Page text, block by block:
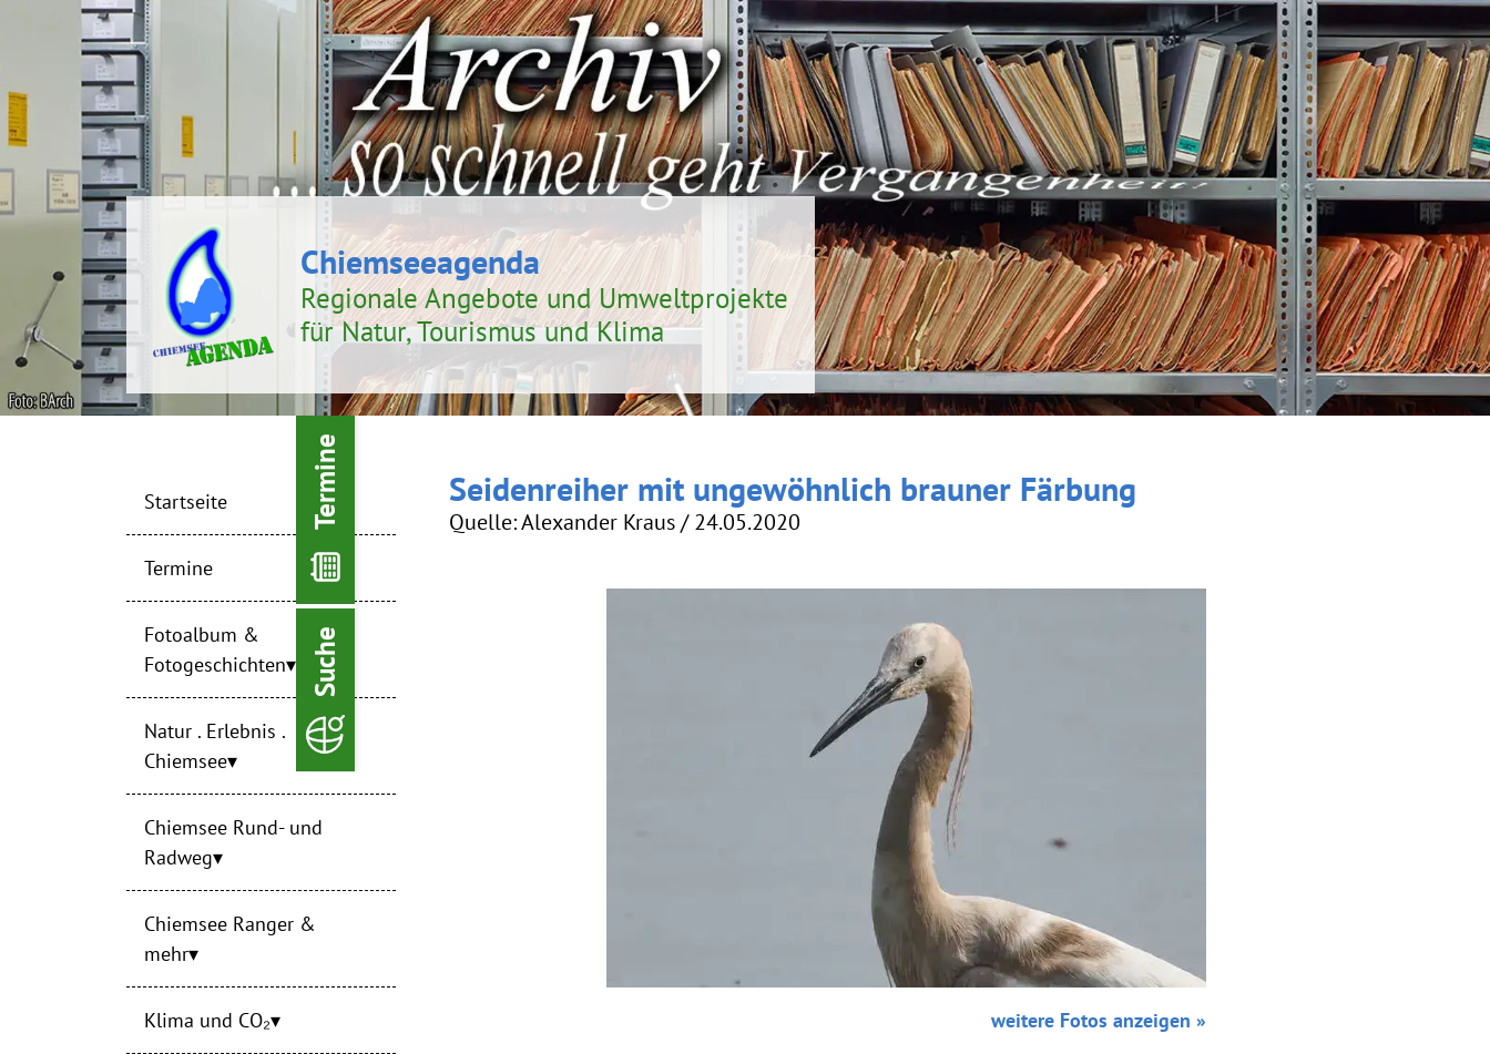
Chiemseeagenda
Regionale Angebote und Umweltprojekte
für Natur, Tourismus und Klima
Suche
Termine
Startseite
Termine
Fotoalbum &
Fotogeschichten
Natur . Erlebnis .
Chiemsee
Chiemsee Rund- und
Radweg
Chiemsee Ranger &
mehr
Klima und CO₂
Seidenreiher mit ungewöhnlich brauner Färbung
Quelle: Alexander Kraus / 24.05.2020
weitere Fotos anzeigen »